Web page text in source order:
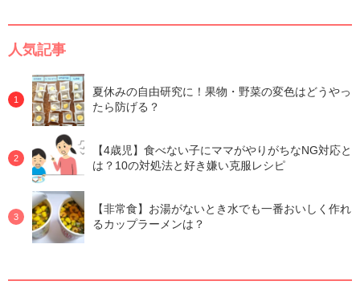
人気記事
夏休みの自由研究に！果物・野菜の変色はどうやっ
たら防げる？
【4歳児】食べない子にママがやりがちなNG対応と
は？10の対処法と好き嫌い克服レシピ
【非常食】お湯がないとき水でも一番おいしく作れ
るカップラーメンは？